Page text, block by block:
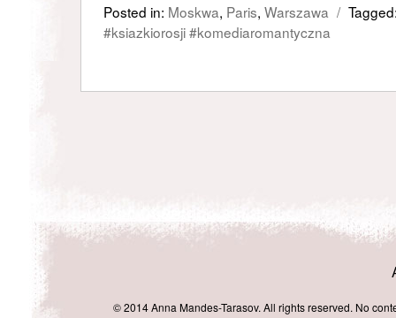
Posted in: Moskwa, Paris, Warszawa /
#ksiazkiorosji #komediaromantyczna
© 2014 Anna Mandes-Tarasov. All rights reserved. No